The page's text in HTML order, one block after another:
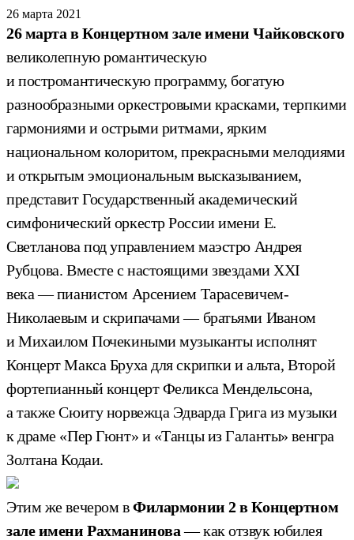
26 марта 2021
26 марта в Концертном зале имени Чайковского
великолепную романтическую
и постромантическую программу, богатую
разнообразными оркестровыми красками, терпкими
гармониями и острыми ритмами, ярким
национальном колоритом, прекрасными мелодиями
и открытым эмоциональным высказыванием,
представит Государственный академический
симфонический оркестр России имени Е.
Светланова под управлением маэстро Андрея
Рубцова. Вместе с настоящими звездами ХХI
века — пианистом Арсением Тарасевичем-
Николаевым и скрипачами — братьями Иваном
и Михаилом Почекиными музыканты исполнят
Концерт Макса Бруха для скрипки и альта, Второй
фортепианный концерт Феликса Мендельсона,
а также Сюиту норвежца Эдварда Грига из музыки
к драме «Пер Гюнт» и «Танцы из Галанты» венгра
Золтана Кодаи.
Этим же вечером вФилармонии 2 в Концертном
зале имени Рахманинова— как отзвук юбилея